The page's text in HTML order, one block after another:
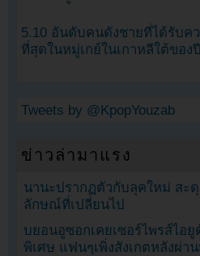
5.10 อันดับคนดังชายที่ได้รับค
ที่สุดในหมู่เกย์ในเกาหลีใต้ของ
Tweets by @KpopYouzab
ข่าวล่ามาแรง
นานะปรากฏตัวกับลุคใหม่ สะ
ลักษณ์ที่เปลี่ยนไป
บยอนอูซอกเคยเซอร์ไพรส์ไอยู
พิเศษ แฟนๆเพิ่งสังเกตหลังผ่า